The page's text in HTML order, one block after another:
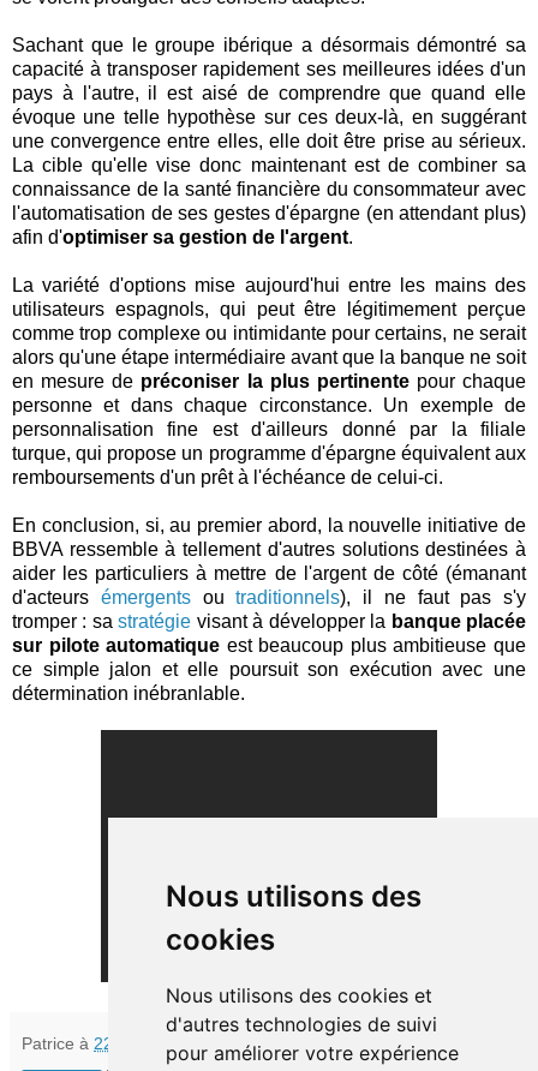
Nous utilisons des
cookies
Nous utilisons des cookies et
d'autres technologies de suivi
pour améliorer votre expérience
Sachant que le groupe ibérique a désormais démontré sa
capacité à transposer rapidement ses meilleures idées d'un
pays à l'autre, il est aisé de comprendre que quand elle
évoque une telle hypothèse sur ces deux-là, en suggérant
une convergence entre elles, elle doit être prise au sérieux.
La cible qu'elle vise donc maintenant est de combiner sa
connaissance de la santé financière du consommateur avec
l'automatisation de ses gestes d'épargne (en attendant plus)
afin d'optimiser sa gestion de l'argent.
La variété d'options mise aujourd'hui entre les mains des
utilisateurs espagnols, qui peut être légitimement perçue
comme trop complexe ou intimidante pour certains, ne serait
alors qu'une étape intermédiaire avant que la banque ne soit
en mesure de préconiser la plus pertinentepour chaque
personne et dans chaque circonstance. Un exemple de
personnalisation fine est d'ailleurs donné par la filiale
turque, qui propose un programme d'épargne équivalent aux
remboursements d'un prêt à l'échéance de celui-ci.
En conclusion, si, au premier abord, la nouvelle initiative de
BBVA ressemble à tellement d'autres solutions destinées à
aider les particuliers à mettre de l'argent de côté (émanant
d'acteurs émergentsoutraditionnels), il ne faut pas s'y
tromper : sastratégie visant à développer la banque placée
sur pilote automatique est beaucoup plus ambitieuse que
ce simple jalon et elle poursuit son exécution avec une
détermination inébranlable.
Patrice à 22:08